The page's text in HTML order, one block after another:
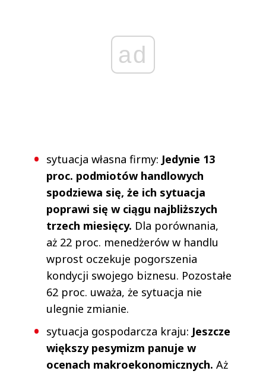
ad
sytuacja własna firmy: Jedynie 13
proc. podmiotów handlowych
spodziewa się, że ich sytuacja
poprawi się w ciągu najbliższych
trzech miesięcy. Dla porównania,
aż 22 proc. menedżerów w handlu
wprost oczekuje pogorszenia
kondycji swojego biznesu. Pozostałe
62 proc. uważa, że sytuacja nie
ulegnie zmianie.
sytuacja gospodarcza kraju: Jeszcze
większy pesymizm panuje w
ocenach makroekonomicznych. Aż